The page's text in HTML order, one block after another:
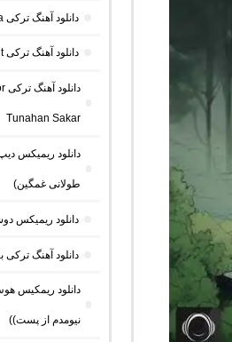
دانلود آهنگ ترکی Ah Be Manolya از بوراک بولوت
دانلود آهنگ ترکی Topla Git از کورتولوش کوش
Tunahan Sakar
طولانی غمگین)
دانلود ریمیکس
دانلود آهنگ
دانلود ریمکیس
نیومدم از پست))